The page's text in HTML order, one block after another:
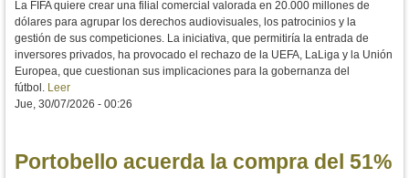
La FIFA quiere crear una filial comercial valorada en 20.000 millones de
dólares para agrupar los derechos audiovisuales, los patrocinios y la
gestión de sus competiciones. La iniciativa, que permitiría la entrada de
inversores privados, ha provocado el rechazo de la UEFA, LaLiga y la Unión
Europea, que cuestionan sus implicaciones para la gobernanza del
fútbol. Leer
Jue, 30/07/2026 - 00:26
Portobello acuerda la compra del 51%